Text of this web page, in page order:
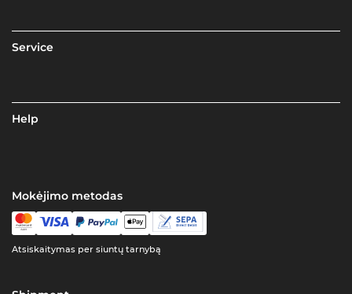
Service
Help
Mokėjimo metodas
Atsiskaitymas per siuntų tarnybą